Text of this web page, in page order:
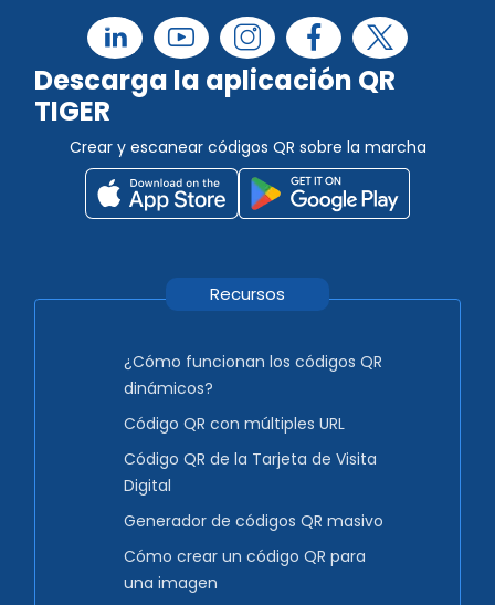
Descarga la aplicación QR
TIGER
Crear y escanear códigos QR sobre la marcha
Recursos
¿Cómo funcionan los códigos QR
dinámicos?
Código QR con múltiples URL
Código QR de la Tarjeta de Visita
Digital
Generador de códigos QR masivo
Cómo crear un código QR para
una imagen